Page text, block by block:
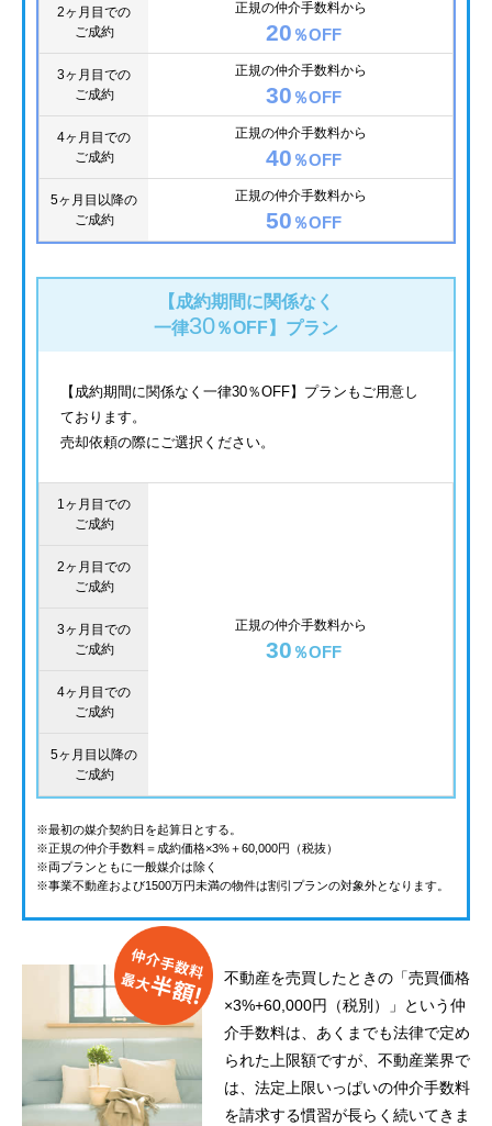
2ヶ月目での
ご成約
正規の仲介手数料から
20 ％OFF
3ヶ月目での
ご成約
正規の仲介手数料から
30 ％OFF
4ヶ月目での
ご成約
正規の仲介手数料から
40 ％OFF
5ヶ月目以降の
ご成約
正規の仲介手数料から
50 ％OFF
【成約期間に関係なく
一律30％OFF】 プラン
【成約期間に関係なく一律30％OFF】プランもご用意し
ております。
売却依頼の際にご選択ください。
1ヶ月目での
ご成約
正規の仲介手数料から
30 ％OFF
2ヶ月目での
ご成約
3ヶ月目での
ご成約
4ヶ月目での
ご成約
5ヶ月目以降の
ご成約
※最初の媒介契約日を起算日とする。
※正規の仲介手数料＝成約価格×3%＋60,000円（税抜）
※両プランともに一般媒介は除く
※事業不動産および1500万円未満の物件は割引プランの対象外となります。
不動産を売買したときの「売買価格
×3%+60,000円（税別）」という仲
介手数料は、あくまでも法律で定め
られた上限額ですが、不動産業界で
は、法定上限いっぱいの仲介手数料
を請求する慣習が長らく続いてきま